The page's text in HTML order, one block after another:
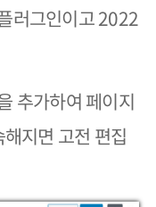
러그인이고 2022
추가하여 페이지
지면 고전 편집